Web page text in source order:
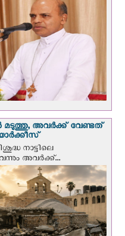
മടുത്തു, അവർക്ക് വേണ്ടത്
നാട്ടിലെ
അവർക്ക്...